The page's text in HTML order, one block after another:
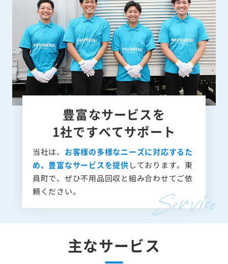
豊富なサービスを
1社ですべてサポート
当社は、 お客様の多様なニーズに対応するた
め、豊富なサービスを提供しております。東
員町で、ぜひ不用品回収と組み合わせてご依
頼ください。
主なサービス